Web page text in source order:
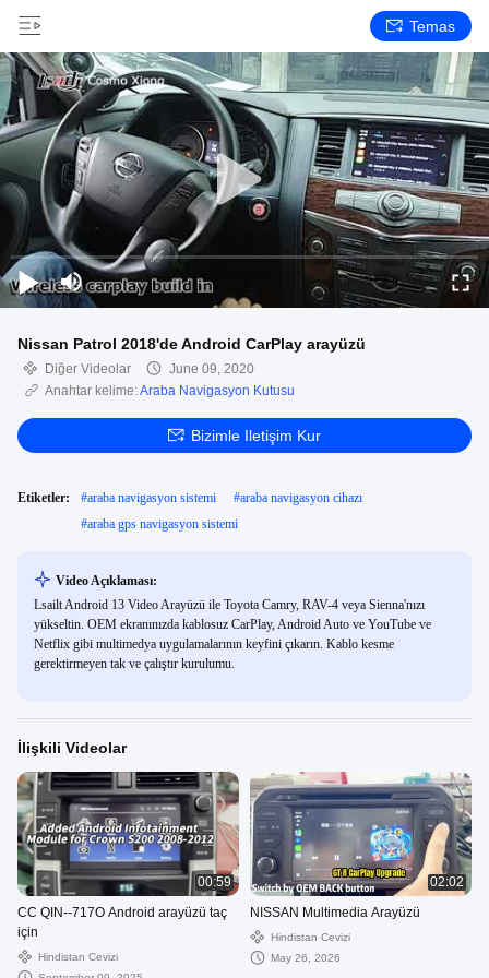
Temas
Nissan Patrol 2018'de Android CarPlay arayüzü
Diğer Videolar
June 09, 2020
Anahtar kelime:Araba Navigasyon Kutusu
Bizimle Iletişim Kur
Etiketler: #araba navigasyon sistemi #araba navigasyon cihazı
#araba gps navigasyon sistemi
Video Açıklaması:
Lsailt Android 13 Video Arayüzü ile Toyota Camry, RAV-4 veya Sienna'nızı
yükseltin. OEM ekranınızda kablosuz CarPlay, Android Auto ve YouTube ve
Netflix gibi multimedya uygulamalarının keyfini çıkarın. Kablo kesme
gerektirmeyen tak ve çalıştır kurulumu.
İlişkili Videolar
00:59
CC QIN--717O Android arayüzü taç
için
Hindistan Cevizi
02:02
NISSAN Multimedia Arayüzü
Hindistan Cevizi
May 26, 2026